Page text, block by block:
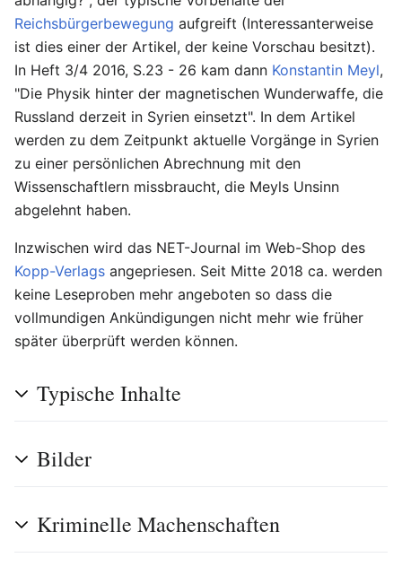
Reichsbürgerbewegung aufgreift (Interessanterweise
ist dies einer der Artikel, der keine Vorschau besitzt).
In Heft 3/4 2016, S.23 - 26 kam dann Konstantin Meyl,
"Die Physik hinter der magnetischen Wunderwaffe, die
Russland derzeit in Syrien einsetzt". In dem Artikel
werden zu dem Zeitpunkt aktuelle Vorgänge in Syrien
zu einer persönlichen Abrechnung mit den
Wissenschaftlern missbraucht, die Meyls Unsinn
abgelehnt haben.
Inzwischen wird das NET-Journal im Web-Shop des
Kopp-Verlags angepriesen. Seit Mitte 2018 ca. werden
keine Leseproben mehr angeboten so dass die
vollmundigen Ankündigungen nicht mehr wie früher
später überprüft werden können.
Typische Inhalte
Bilder
Kriminelle Machenschaften